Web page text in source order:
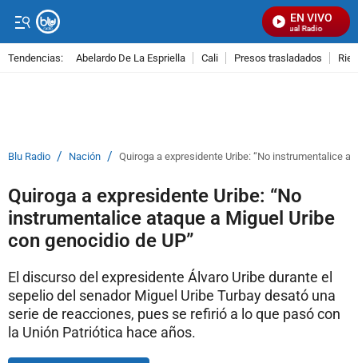
EN VIVO
Señal Visual Radio
Tendencias: Abelardo De La Espriella Cali Presos trasladados
Blu Radio / Nación / Quiroga a expresidente Uribe: “No instrumentalice
Quiroga a expresidente Uribe: “No
instrumentalice ataque a Miguel Uribe
con genocidio de UP”
El discurso del expresidente Álvaro Uribe durante el
sepelio del senador Miguel Uribe Turbay desató una
serie de reacciones, pues se refirió a lo que pasó con
la Unión Patriótica hace años.